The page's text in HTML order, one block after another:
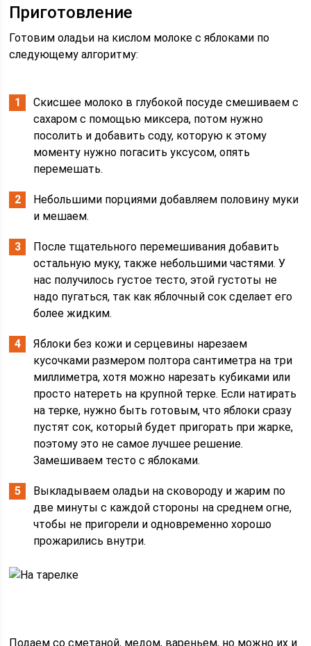
Приготовление
Готовим оладьи на кислом молоке с яблоками по
следующему алгоритму:
Скисшее молоко в глубокой посуде смешиваем с
сахаром с помощью миксера, потом нужно
посолить и добавить соду, которую к этому
моменту нужно погасить уксусом, опять
перемешать.
Небольшими порциями добавляем половину муки
и мешаем.
После тщательного перемешивания добавить
остальную муку, также небольшими частями. У
нас получилось густое тесто, этой густоты не
надо пугаться, так как яблочный сок сделает его
более жидким.
Яблоки без кожи и серцевины нарезаем
кусочками размером полтора сантиметра на три
миллиметра, хотя можно нарезать кубиками или
просто натереть на крупной терке. Если натирать
на терке, нужно быть готовым, что яблоки сразу
пустят сок, который будет пригорать при жарке,
поэтому это не самое лучшее решение.
Замешиваем тесто с яблоками.
Выкладываем оладьи на сковороду и жарим по
две минуты с каждой стороны на среднем огне,
чтобы не пригорели и одновременно хорошо
прожарились внутри.
Подаем со сметаной, медом, вареньем, но можно их и